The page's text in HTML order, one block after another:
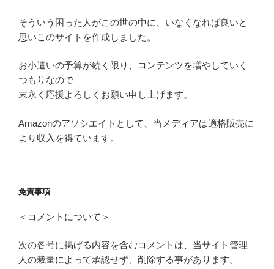
そういう困った人がこの世の中に、いなくなれば良いと
思いこのサイトを作成しました。
お小遣いの予算が続く限り、コンテンツを増やしていく
つもりなので
末永く応援よろしくお願い申し上げます。
Amazonのアソシエイトとして、当メディアは適格販売に
より収入を得ています。
免責事項
＜コメントについて＞
次の各号に掲げる内容を含むコメントは、当サイト管理
人の裁量によって承認せず、削除する事があります。